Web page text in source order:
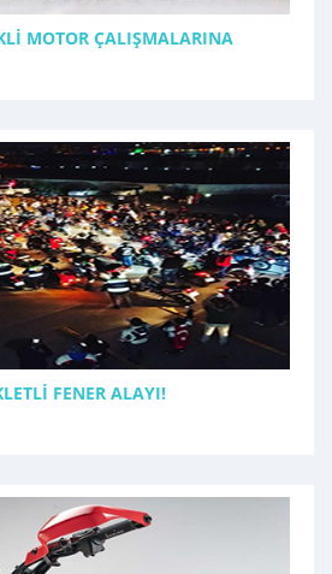
MOTOR ÇALIŞMALARINA
FENER ALAYI!